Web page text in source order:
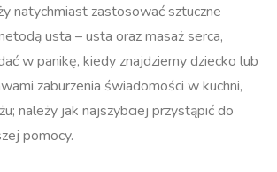
natychmiast zastosować sztuczne
usta – usta oraz masaż serca,
w panikę, kiedy znajdziemy dziecko lub
zaburzenia świadomości w kuchni,
należy jak najszybciej przystąpić do
pomocy.